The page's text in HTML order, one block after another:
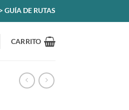
> GUÍA DE RUTAS
CARRITO